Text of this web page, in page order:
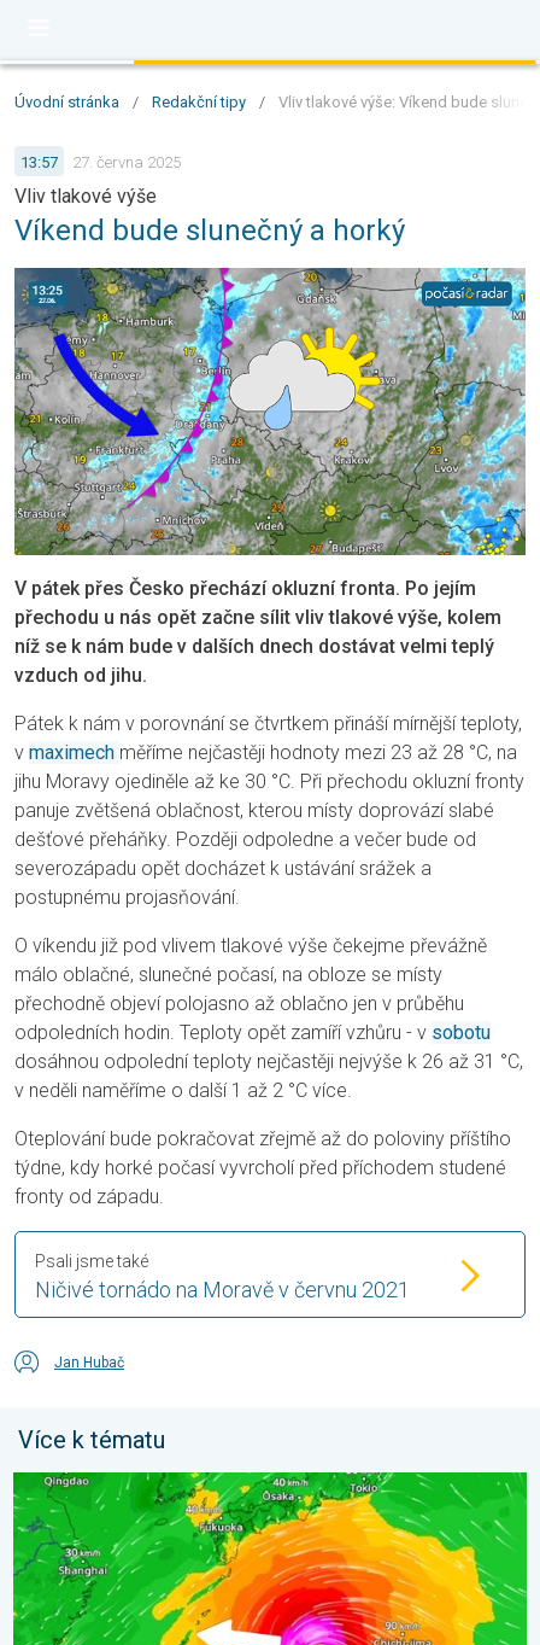
Úvodní stránka / Redakční tipy / Vliv tlakové výše: Víkend bude
13:57 27. června 2025
Vliv tlakové výše
Víkend bude slunečný a horký
V pátek přes Česko přechází okluzní fronta. Po jejím
přechodu u nás opět začne sílit vliv tlakové výše, kolem
níž se k nám bude v dalších dnech dostávat velmi teplý
vzduch od jihu.
Pátek k nám v porovnání se čtvrtkem přináší mírnější teploty,
v maximech měříme nejčastěji hodnoty mezi 23 až 28 °C, na
jihu Moravy ojediněle až ke 30 °C. Při přechodu okluzní fronty
panuje zvětšená oblačnost, kterou místy doprovází slabé
dešťové přeháňky. Později odpoledne a večer bude od
severozápadu opět docházet k ustávání srážek a
postupnému projasňování.
O víkendu již pod vlivem tlakové výše čekejme převážně
málo oblačné, slunečné počasí, na obloze se místy
přechodně objeví polojasno až oblačno jen v průběhu
odpoledních hodin. Teploty opět zamíří vzhůru - v sobotu
dosáhnou odpolední teploty nejčastěji nejvýše k 26 až 31 °C,
v neděli naměříme o další 1 až 2 °C více.
Oteplování bude pokračovat zřejmě až do poloviny příštího
týdne, kdy horké počasí vyvrcholí před příchodem studené
fronty od západu.
Ničivé tornádo na Moravě v červnu 2021
Psali jsme také
Jan Hubač
Více k tématu
Japonsko se připravuje na tajfun Dolphin. Obavy ze sesuvů